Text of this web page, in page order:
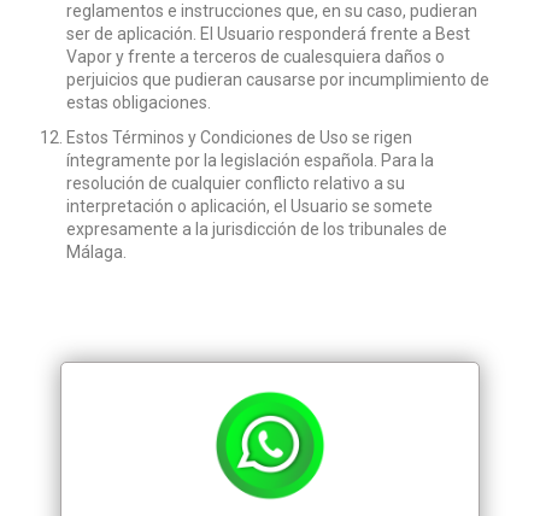
reglamentos e instrucciones que, en su caso, pudieran
ser de aplicación. El Usuario responderá frente a Best
Vapor y frente a terceros de cualesquiera daños o
perjuicios que pudieran causarse por incumplimiento de
estas obligaciones.
Estos Términos y Condiciones de Uso se rigen
íntegramente por la legislación española. Para la
resolución de cualquier conflicto relativo a su
interpretación o aplicación, el Usuario se somete
expresamente a la jurisdicción de los tribunales de
Málaga.